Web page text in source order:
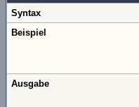
Syntax
Beispiel
Ausgabe